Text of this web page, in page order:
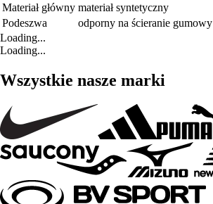
Materiał główny materiał syntetyczny
Podeszwa
odporny na ścieranie gumowy
Loading...
Loading...
Wszystkie nasze marki